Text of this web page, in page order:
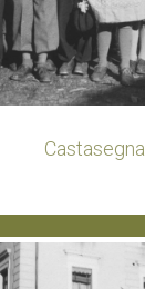
Castasegna